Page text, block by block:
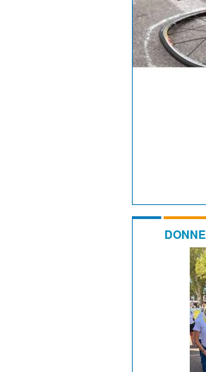
DONNE